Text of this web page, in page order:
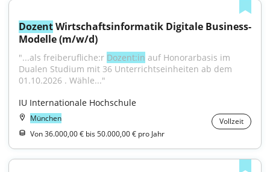
Dozent Wirtschaftsinformatik Digitale Business-
Modelle (m/w/d)
"...als freiberufliche:r Dozent:in auf Honorarbasis im
Dualen Studium mit 36 Unterrichtseinheiten ab dem
01.10.2026 . Wähle..."
IU Internationale Hochschule
München
Vollzeit
Von 36.000,00 € bis 50.000,00 € pro Jahr